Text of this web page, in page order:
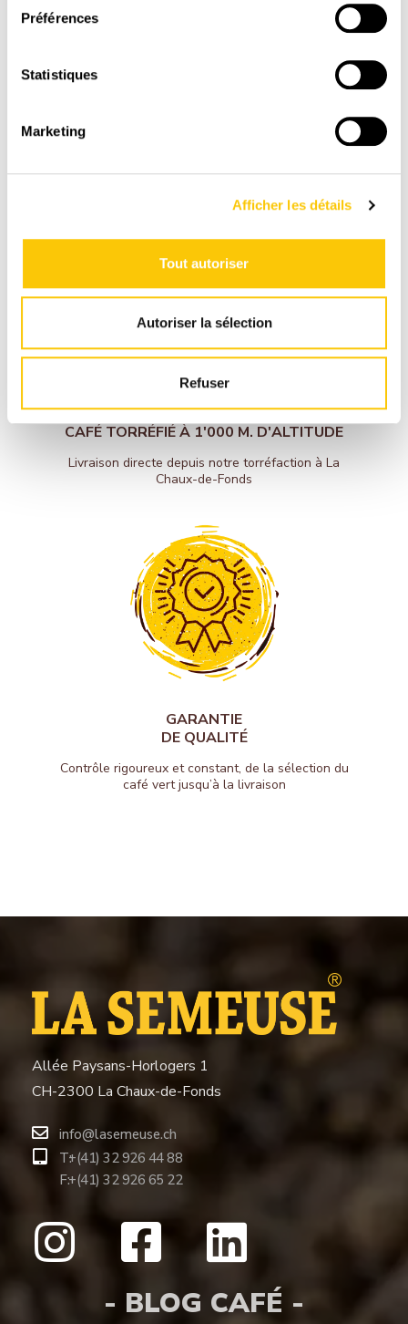
Préférences
Statistiques
Marketing
Afficher les détails
Tout autoriser
Autoriser la sélection
Refuser
Paiement en toute sénérité sur une plate-forme
CAFÉ TORRÉFIÉ À 1'000 M. D'ALTITUDE
Livraison directe depuis notre torréfaction à La
Chaux-de-Fonds
GARANTIE
DE QUALITÉ
Contrôle rigoureux et constant, de la sélection du
café vert jusqu’à la livraison
Allée Paysans-Horlogers 1
CH-2300 La Chaux-de-Fonds
info@lasemeuse.ch
T:
F:
+(41) 32 926 44 88
+(41) 32 926 65 22
- BLOG CAFÉ -